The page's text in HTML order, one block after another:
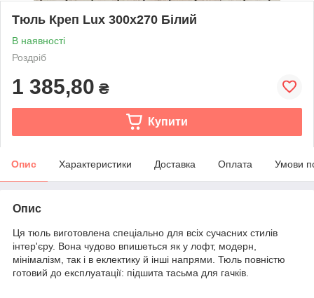
Тюль Креп Lux 300х270 Білий
В наявності
Роздріб
1 385,80 ₴
Купити
Опис Характеристики Доставка Оплата Умови
Опис
Ця тюль виготовлена спеціально для всіх сучасних стилів
інтер'єру. Вона чудово впишеться як у лофт, модерн,
мінімалізм, так і в еклектику й інші напрями. Тюль повністю
готовий до експлуатації: підшита тасьма для гачків.